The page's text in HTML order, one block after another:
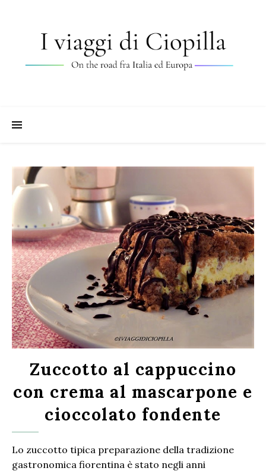
Zuccotto al cappuccino
con crema al mascarpone e
cioccolato fondente
Lo zuccotto tipica preparazione della tradizione
gastronomica fiorentina è stato negli anni